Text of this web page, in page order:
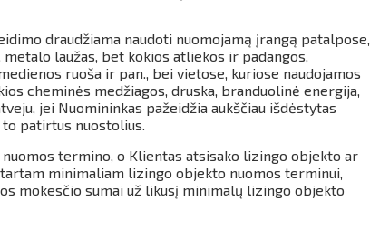
draudžiama naudoti nuomojamą įrangą patalpose,
laužas, bet kokios atliekos ir padangos,
ruoša ir pan., bei vietose, kuriose naudojamos
cheminės medžiagos, druska, branduolinė energija,
jei Nuomininkas pažeidžia aukščiau išdėstytas
patirtus nuostolius.
termino, o Klientas atsisako lizingo objekto ar
minimaliam lizingo objekto nuomos terminui,
mokesčio sumai už likusį minimalų lizingo objekto